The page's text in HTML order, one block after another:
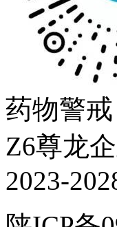
药物警戒
Z6尊龙
2023-